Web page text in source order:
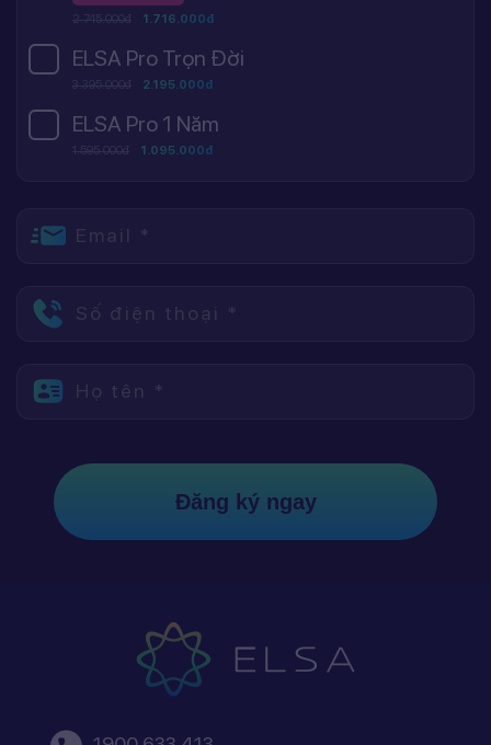
2.745.000đ 1.716.000đ
ELSA Pro Trọn Đời
3.395.000đ 2.195.000đ
ELSA Pro 1 Năm
1.595.000đ 1.095.000đ
Email *
Số điện thoại *
Họ tên *
Đăng ký ngay